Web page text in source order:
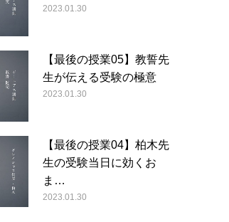
2023.01.30
【最後の授業05】教誓先
生が伝える受験の極意
2023.01.30
【最後の授業04】柏木先
生の受験当日に効くお
ま…
2023.01.30